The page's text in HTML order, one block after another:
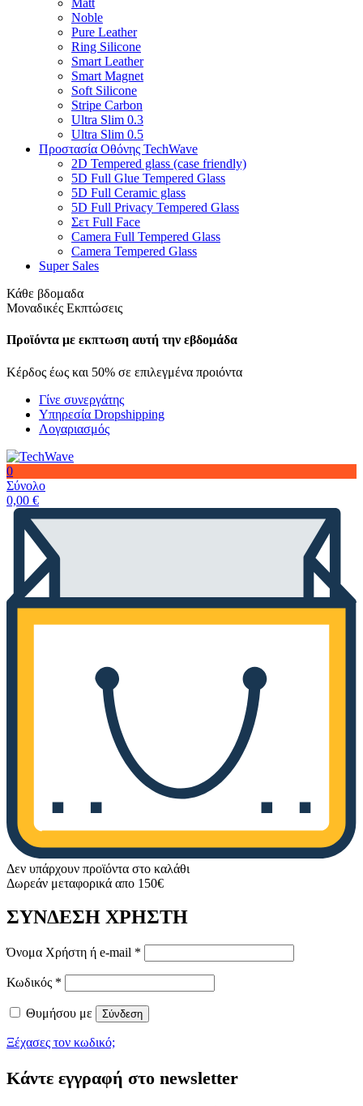
Matt
Noble
Pure Leather
Ring Silicone
Smart Leather
Smart Magnet
Soft Silicone
Stripe Carbon
Ultra Slim 0.3
Ultra Slim 0.5
Προστασία Οθόνης TechWave
2D Tempered glass (case friendly)
5D Full Glue Tempered Glass
5D Full Ceramic glass
5D Full Privacy Tempered Glass
Σετ Full Face
Camera Full Tempered Glass
Camera Tempered Glass
Super Sales
Κάθε βδομαδα
Μοναδικές Εκπτώσεις
Προϊόντα με εκπτωση αυτή την εβδομάδα
Κέρδος έως και 50% σε επιλεγμένα προιόντα
Γίνε συνεργάτης
Υπηρεσία Dropshipping
Λογαριασμός
0
Σύνολο
0,00 €
Δεν υπάρχουν προϊόντα στο καλάθι
Δωρεάν μεταφορικά απο 150€
ΣΥΝΔΕΣΗ ΧΡΗΣΤΗ
Όνομα Χρήστη ή e-mail *
Κωδικός *
Θυμήσου με Σύνδεση
Ξέχασες τον κωδικό;
Κάντε εγγραφή στο newsletter